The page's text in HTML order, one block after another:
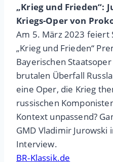
„Krieg und Frieden“:
Kriegs-Oper von
Am 5. März 2023 feiert
„Krieg und Frieden“
Bayerischen
brutalen Überfall
eine Oper, die Krieg
russischen
Kontext unpassend?
GMD Vladimir Jurowski
Interview.
BR-Klassik.de